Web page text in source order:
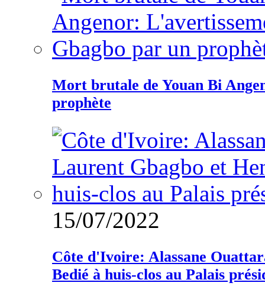
Mort brutale de Youan Bi
prophète
15/07/2022
Côte d'Ivoire: Alassane
Bedié à huis-clos au Palais